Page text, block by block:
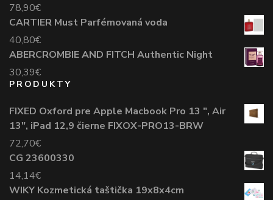
78,90€
CARTIER Must Parfémovaná voda
40,80€
ABERCROMBIE AND FITCH Authentic Night
30,39€
PRODUKTY
FIXED Oxford pre Apple Macbook Pro 13 ", Air
13", iPad 12,9 čierne FIXOX-PRO13-BRW
72,70€
CG 23600330
14,14€
WIKY Kozmetická taštička 19x8x4cm